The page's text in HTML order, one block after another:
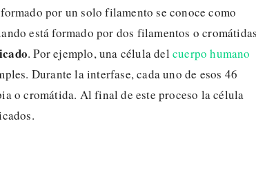
por un solo filamento se conoce como
está formado por dos filamentos o
. Por ejemplo, una célula del cuerpo humano
Durante la interfase, cada uno de esos 46
o cromátida. Al final de este proceso la célula